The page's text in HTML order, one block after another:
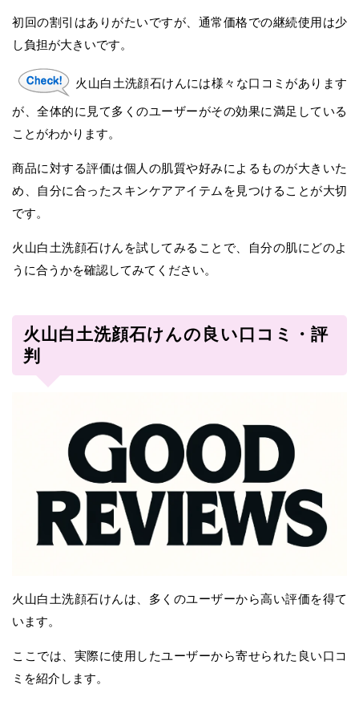
初回の割引はありがたいですが、通常価格での継続使用は少
し負担が大きいです。
火山白土洗顔石けんには様々な口コミがあります
が、全体的に見て多くのユーザーがその効果に満足している
ことがわかります。
商品に対する評価は個人の肌質や好みによるものが大きいた
め、自分に合ったスキンケアアイテムを見つけることが大切
です。
火山白土洗顔石けんを試してみることで、自分の肌にどのよ
うに合うかを確認してみてください。
火山白土洗顔石けんの良い口コミ・評
判
火山白土洗顔石けんは、多くのユーザーから高い評価を得て
います。
ここでは、実際に使用したユーザーから寄せられた良い口コ
ミを紹介します。